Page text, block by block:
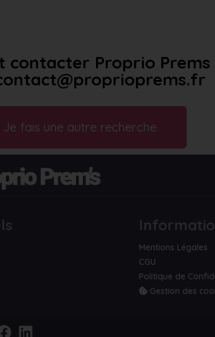
Proprio Prems
Je fais une autre recherche
Mentions Légales
CGU
Politique de
Gestion des